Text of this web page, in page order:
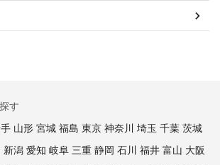
す
山形 宮城 福島 東京 神奈川 埼玉 千葉 茨城
新潟 愛知 岐阜 三重 静岡 石川 福井 富山 大阪